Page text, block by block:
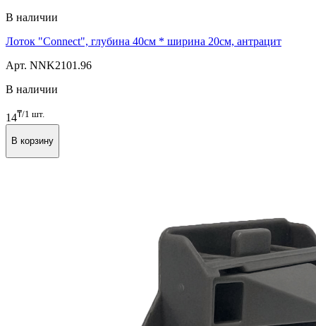
В наличии
Лоток "Connect", глубина 40см * ширина 20см, антрацит
Арт. NNK2101.96
В наличии
14₸/1 шт.
В корзину